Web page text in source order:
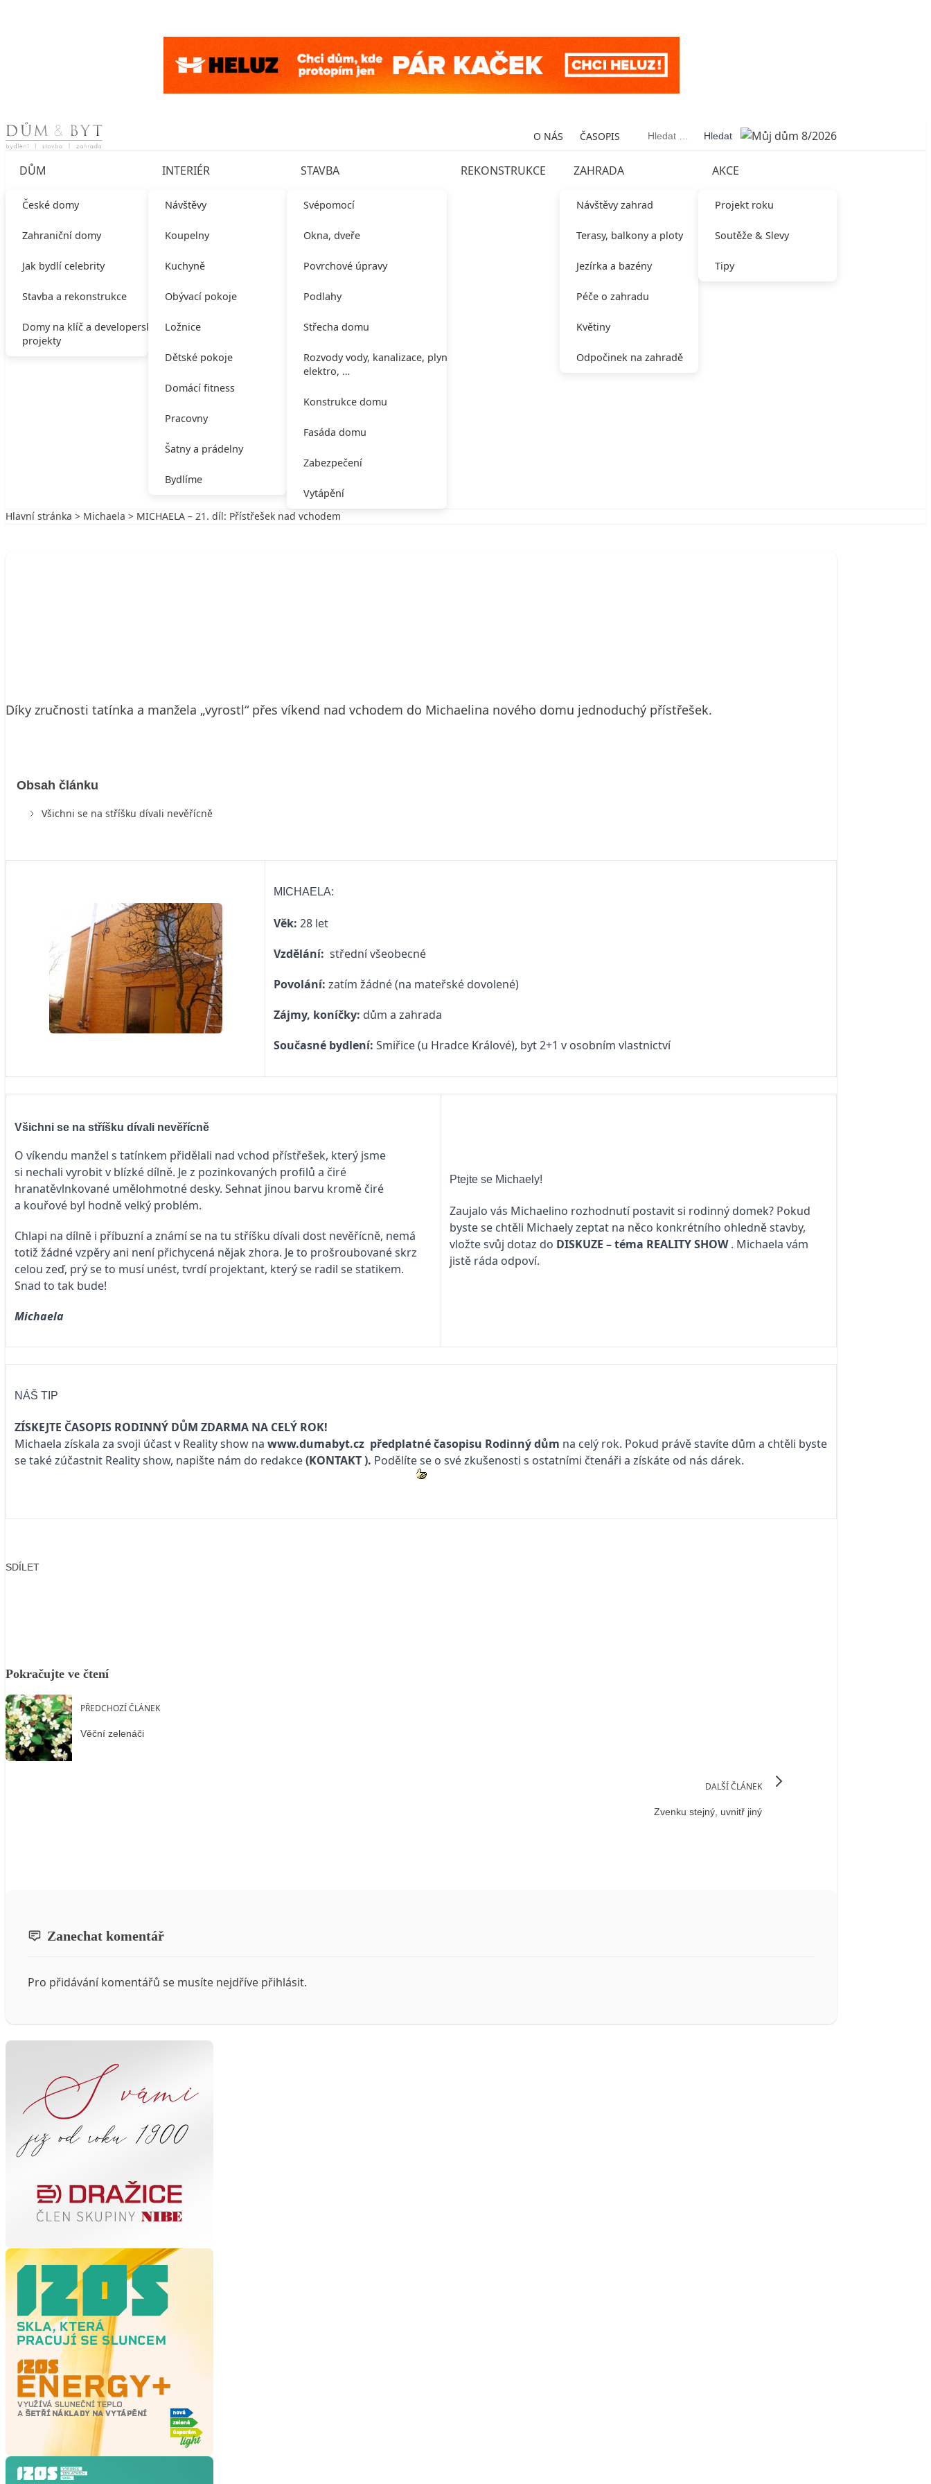
Skip to content O NÁS ČASOPIS Vyhledávání
DŮM
České domy
Zahraniční domy
Jak bydlí celebrity
Stavba a rekonstrukce
Domy na klíč a developerské
projekty
INTERIÉR
Návštěvy
Koupelny
Kuchyně
Obývací pokoje
Ložnice
Dětské pokoje
Domácí fitness
Pracovny
Šatny a prádelny
Bydlíme
STAVBA
Svépomocí
Okna, dveře
Povrchové úpravy
Podlahy
Střecha domu
Rozvody vody, kanalizace, plynu,
elektro, …
Konstrukce domu
Fasáda domu
Zabezpečení
Vytápění
REKONSTRUKCE ZAHRADA
Návštěvy zahrad
Terasy, balkony a ploty
Jezírka a bazény
Péče o zahradu
Květiny
Odpočinek na zahradě
AKCE
Projekt roku
Soutěže & Slevy
Tipy
Hlavní stránka > Michaela > MICHAELA – 21. díl: Přístřešek nad vchodem
Díky zručnosti tatínka a manžela „vyrostl“ přes víkend nad vchodem do Michaelina nového domu jednoduchý přístřešek.
Obsah článku
Všichni se na stříšku dívali nevěřícně
MICHAELA:
Věk: 28 let
Vzdělání: střední všeobecné
Povolání: zatím žádné (na mateřské dovolené)
Zájmy, koníčky: dům a zahrada
Současné bydlení: Smiřice (u Hradce Králové), byt 2+1 v osobním vlastnictví
Všichni se na stříšku dívali nevěřícně
O víkendu manžel s tatínkem přidělali nad vchod přístřešek, který jsme
si nechali vyrobit v blízké dílně. Je z pozinkovaných profilů a čiré
hranatěvlnkované umělohmotné desky. Sehnat jinou barvu kromě čiré
a kouřové byl hodně velký problém.
Chlapi na dílně i příbuzní a známí se na tu stříšku dívali dost nevěřícně, nemá
totiž žádné vzpěry ani není přichycená nějak zhora. Je to prošroubované skrz
celou zeď, prý se to musí unést, tvrdí projektant, který se radil se statikem.
Snad to tak bude!
Michaela
Ptejte se Michaely!
Zaujalo vás Michaelino rozhodnutí postavit si rodinný domek? Pokud
byste se chtěli Michaely zeptat na něco konkrétního ohledně stavby,
vložte svůj dotaz do DISKUZE – téma REALITY SHOW. Michaela vám
jistě ráda odpoví.
NÁŠ TIP
ZÍSKEJTE ČASOPIS RODINNÝ DŮM ZDARMA NA CELÝ ROK!
Michaela získala za svoji účast v Reality show na www.dumabyt.cz předplatné časopisu Rodinný dům na celý rok. Pokud právě stavíte dům a chtěli byste
se také zúčastnit Reality show, napište nám do redakce(KONTAKT). Podělíte se o své zkušenosti s ostatními čtenáři a získáte od nás dárek.
SDÍLET
Pokračujte ve čtení
PŘEDCHOZÍ ČLÁNEK
Věční zelenáči
DALŠÍ ČLÁNEK
Zvenku stejný, uvnitř jiný
Zanechat komentář
Pro přidávání komentářů se musíte nejdříve přihlásit.